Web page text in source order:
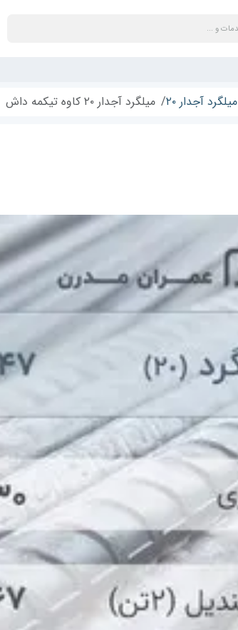
میلگرد آجدار ۲۰ میلگرد آجدار ۲۰ کاوه تیکمه داش